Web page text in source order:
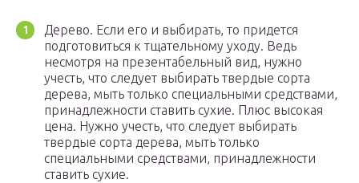
Дерево. Если его и выбирать, то придется
подготовиться к тщательному уходу. Ведь
несмотря на презентабельный вид, нужно
учесть, что следует выбирать твердые сорта
дерева, мыть только специальными средствами,
принадлежности ставить сухие. Плюс высокая
цена. Нужно учесть, что следует выбирать
твердые сорта дерева, мыть только
специальными средствами, принадлежности
ставить сухие.